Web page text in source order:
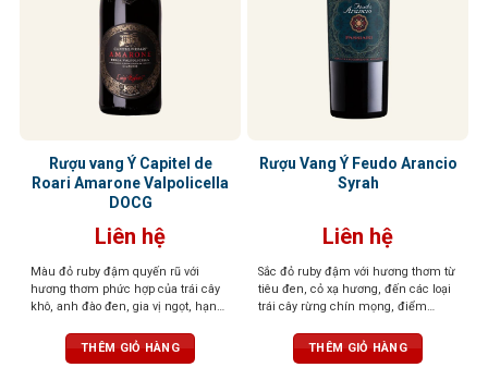
Rượu vang Ý Capitel de
Roari Amarone Valpolicella
DOCG
Liên hệ
Màu đỏ ruby đậm quyến rũ với
hương thơm phức hợp của trái cây
khô, anh đào đen, gia vị ngọt, hạnh
sâu cuốn hút. Vị rượu đậm đà, dày
dặn với trái cây đen, vị đất, thịt đậm
THÊM GIỎ HÀNG
Rượu Vang Ý Feudo Arancio
Syrah
Liên hệ
Sắc đỏ ruby đậm với hương thơm từ
tiêu đen, cỏ xạ hương, đến các loại
trái cây rừng chín mọng, điểm
Tannin mềm mượt, tròn đầy cân
đối, tạo nên một tổng thể hài hòa
THÊM GIỎ HÀNG